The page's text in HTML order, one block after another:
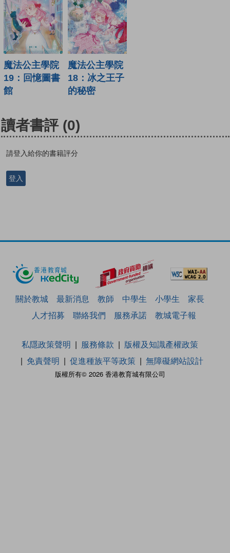
魔法公主學院
19：回憶圖書
館
魔法公主學院
18：冰之王子
的秘密
讀者書評 (0)
請登入給你的書籍評分
登入
關於教城 最新消息 教師 中學生 小學生
家長
人才招募
聯絡我們 服務承諾 教城電子報
版權所有© 2026 香港教育城有限公司
私隱政策聲明 服務條款
版權及知識產權政策
免責聲明
促進種族平等政策 無障礙網站設計